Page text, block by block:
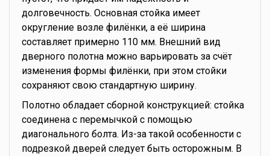
долговечность. Основная стойка имеет
округление возле филёнки, а её ширина
составляет примерно 110 мм. Внешний вид
дверного полотна можно варьировать за счёт
изменения формы филёнки, при этом стойки
сохраняют свою стандартную ширину.
Полотно обладает сборной конструкцией: стойка
соединена с перемычкой с помощью
диагонального болта. Из-за такой особенности с
подрезкой дверей следует быть осторожным. В